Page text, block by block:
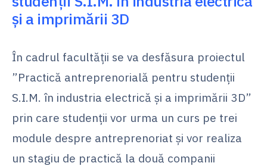
și a imprimării 3D
În cadrul facultății se va desfăsura proiectul
”Practică antreprenorială pentru studenții
S.I.M. în industria electrică și a imprimării 3D”
prin care studenții vor urma un curs pe trei
module despre antreprenoriat și vor realiza
un stagiu de practică la două companii